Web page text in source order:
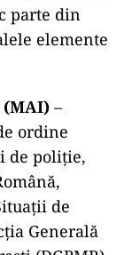
parte din
elemente
–
ordine
de poliție,
de
Generală